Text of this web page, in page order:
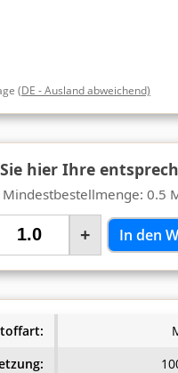
(DE - Ausland abweichend)
hier Ihre
Mindestbestellmenge: 0.5
+ In den